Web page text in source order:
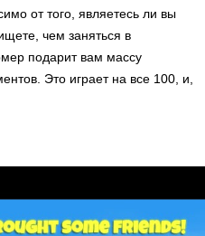
от того, являетесь ли вы
чем заняться в
подарит вам массу
Это играет на все 100, и,